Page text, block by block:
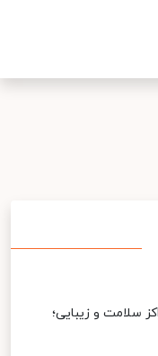
سلامت و زیبایی؛